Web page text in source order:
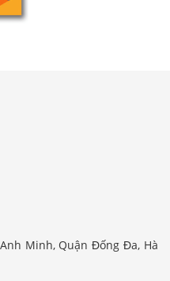
Minh, Quận Đống Đa, Hà